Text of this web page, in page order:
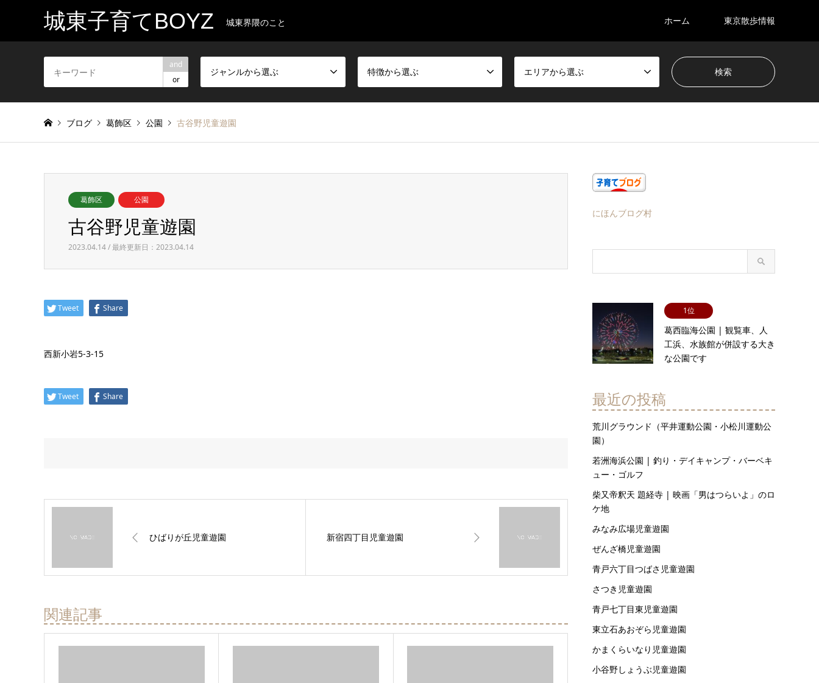
城東子育てBOYZ 城東界隈のこと ホーム 東京散歩情報
and
or
ジャンルから選ぶ 特徴から選ぶ エリアから選ぶ
ブログ 葛飾区 公園 古谷野児童遊園
葛飾区 公園
古谷野児童遊園
2023.04.14 / 最終更新日：2023.04.14
Tweet Share
西新小岩5-3-15
Tweet Share
ひばりが丘児童遊園 新宿四丁目児童遊園
関連記事
にほんブログ村
1位
葛西臨海公園 | 観覧車、人
工浜、水族館が併設する大き
な公園です
最近の投稿
荒川グラウンド（平井運動公園・小松川運動公
園）
若洲海浜公園 | 釣り・デイキャンプ・バーベキ
ュー・ゴルフ
柴又帝釈天 題経寺 | 映画「男はつらいよ」のロ
ケ地
みなみ広場児童遊園
ぜんざ橋児童遊園
青戸六丁目つばさ児童遊園
さつき児童遊園
青戸七丁目東児童遊園
東立石あおぞら児童遊園
かまくらいなり児童遊園
小谷野しょうぶ児童遊園